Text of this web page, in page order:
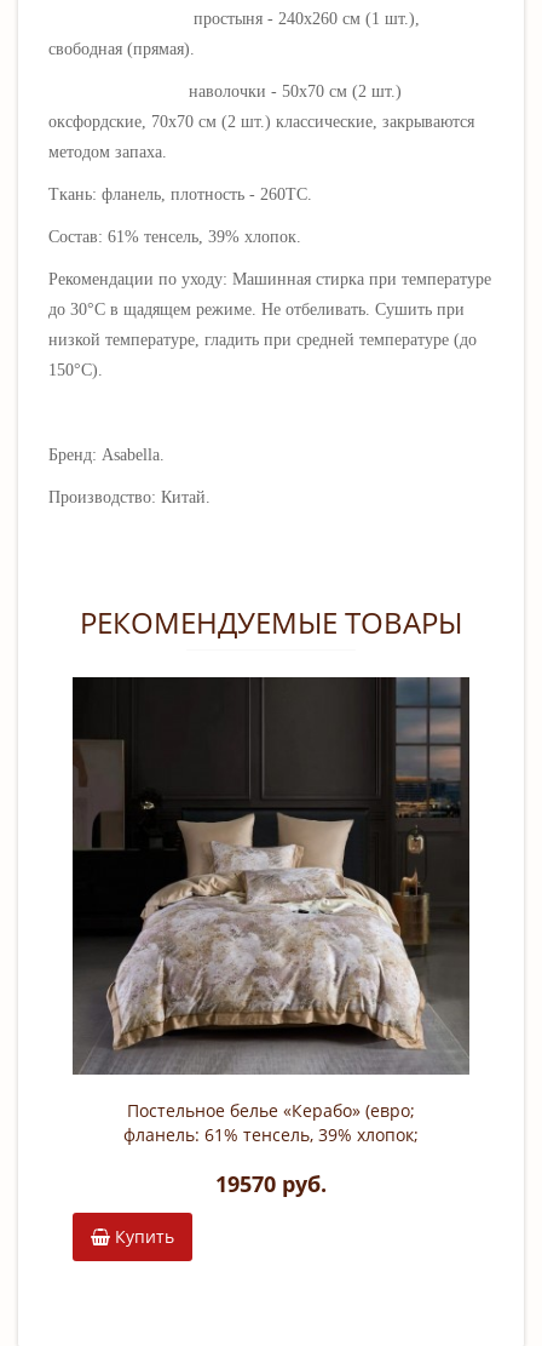
простыня - 240х260 см (1 шт.),
свободная (прямая).
наволочки - 50х70 см (2 шт.)
оксфордские, 70х70 см (2 шт.) классические, закрываются
методом запаха.
Ткань: фланель, плотность - 260ТС.
Состав: 61% тенсель, 39% хлопок.
Рекомендации по уходу: Машинная стирка при температуре
до 30°C в щадящем режиме. Не отбеливать. Сушить при
низкой температуре, гладить при средней температуре (до
150°C).
Бренд: Asabella.
Производство: Китай.
РЕКОМЕНДУЕМЫЕ ТОВАРЫ
Постельное белье «Керабо» (евро;
фланель: 61% тенсель, 39% хлопок;
19570 руб.
Купить